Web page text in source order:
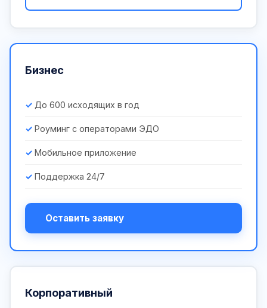
Бизнес
До 600 исходящих в год
Роуминг с операторами ЭДО
Мобильное приложение
Поддержка 24/7
Оставить заявку
Корпоративный